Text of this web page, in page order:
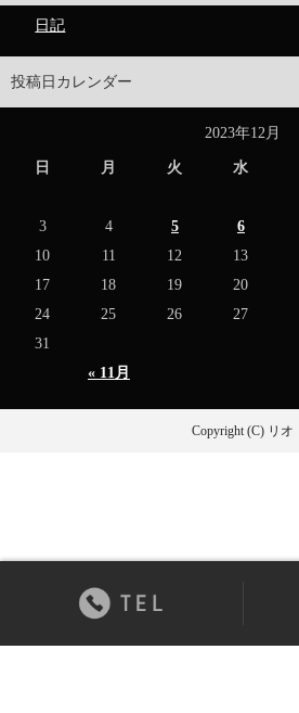
日記
投稿日カレンダー
2023年12月
日 月 火 水
« 11月
3
4 5 6
10
11 12 13
17
18 19 20
24
25 26 27
31
Copyright (C) リオ